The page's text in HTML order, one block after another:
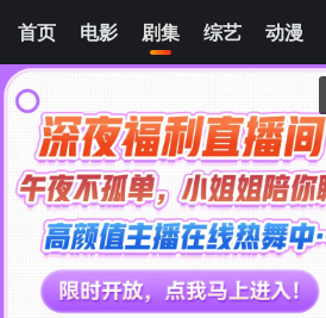
首页 电影 剧集 综艺 动漫
星城
清空